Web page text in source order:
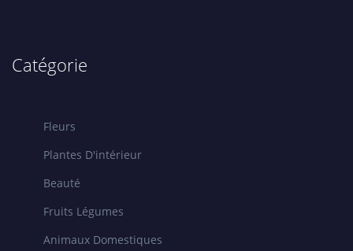
Catégorie
Fleurs
Plantes D'intérieur
Beauté
Fruits Légumes
Animaux Domestiques